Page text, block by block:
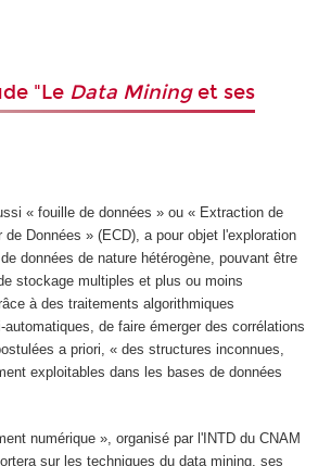
"Le Data Mininget ses
« fouille de données » ou « Extraction de
de Données » (ECD), a pour objet l'exploration
données de nature hétérogène, pouvant être
stockage multiples et plus ou moins
à des traitements algorithmiques
de faire émerger des corrélations
a priori, « des structures inconnues,
exploitables dans les bases de données
numérique », organisé par l'INTD du CNAM
sur les techniques du data mining, ses